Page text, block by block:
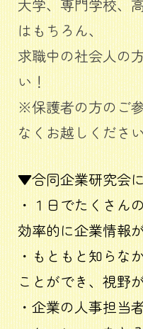
大学、専門学校、
はもちろん、
求職中の社会人の
い！
※保護者の方のご
なくお越しくださ
▼合同企業研究会
・１日でたくさん
効率的に企業情報
・もともと知らな
ことができ、視野
・企業の人事担当